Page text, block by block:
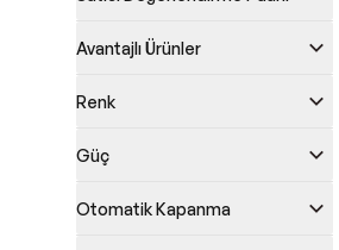
Avantajlı Ürünler
Renk
Güç
Otomatik Kapanma